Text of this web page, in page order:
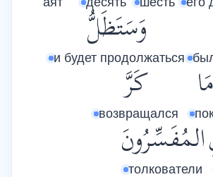
وَسَتَظَلُّ
и будет продолжаться
مَا كَرَّ
возвращался
المُفَسِّرُونَ
толкователи